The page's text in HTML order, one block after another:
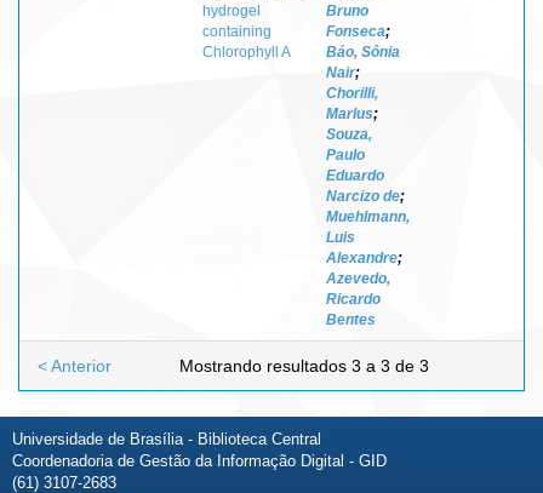
hydrogel
containing
Chlorophyll A
Bruno
Fonseca;
Báo, Sônia
Nair;
Chorilli,
Marlus;
Souza,
Paulo
Eduardo
Narcizo de;
Muehlmann,
Luis
Alexandre;
Azevedo,
Ricardo
Bentes
Mostrando resultados 3 a 3 de 3
< Anterior
Universidade de Brasília - Biblioteca Central
Coordenadoria de Gestão da Informação Digital - GID
(61) 3107-2683